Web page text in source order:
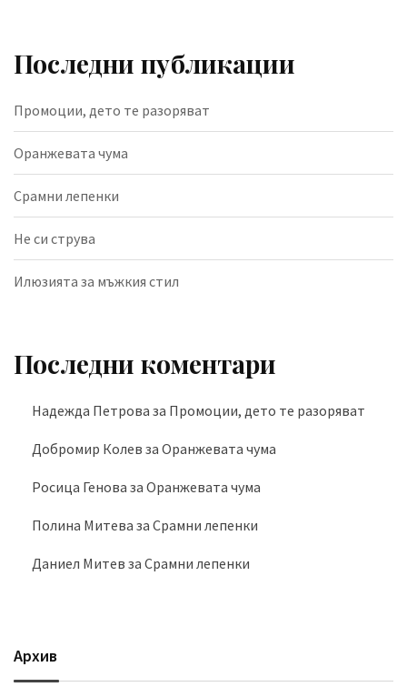
Последни публикации
Промоции, дето те разоряват
Оранжевата чума
Срамни лепенки
Не си струва
Илюзията за мъжкия стил
Последни коментари
Надежда Петрова за Промоции, дето те разоряват
Добромир Колев за Оранжевата чума
Росица Генова за Оранжевата чума
Полина Митева за Срамни лепенки
Даниел Митев за Срамни лепенки
Архив